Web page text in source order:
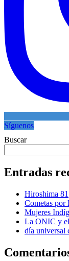
Síguenos
Buscar
Entradas
Hiroshima 81
Cometas por
Mujeres
La ONIC y
día universal